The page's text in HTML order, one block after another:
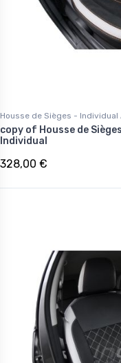
Housse de Sièges -
copy of Housse de
Individual
328,00 €